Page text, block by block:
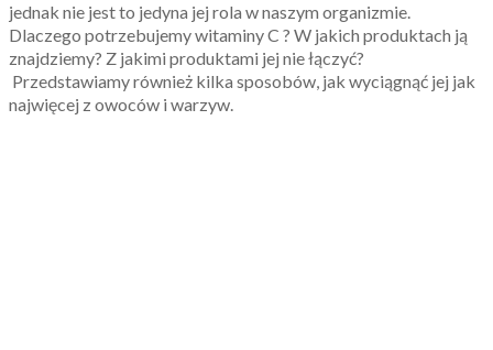
jednak nie jest to jedyna jej rola w naszym organizmie.
Dlaczego potrzebujemy witaminy C ? W jakich produktach ją
znajdziemy? Z jakimi produktami jej nie łączyć?
Przedstawiamy również kilka sposobów, jak wyciągnąć jej jak
najwięcej z owoców i warzyw.